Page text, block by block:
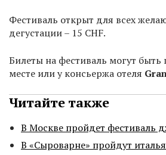
Фестиваль открыт для всех
дегустации – 15 CHF.
Билеты на фестиваль могут
месте или у консьержа отеля
Читайте также
В Москве пройдет фестиваль
В «Сыроварне» пройдут